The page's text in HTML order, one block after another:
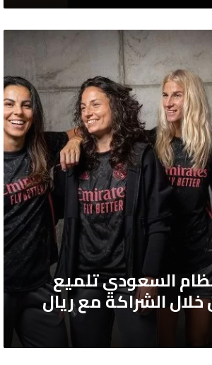
السعودي تلميع
الشراكة مع ريال